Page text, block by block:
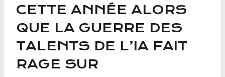
CETTE ANNÉE ALORS
QUE LA GUERRE DES
TALENTS DE L’IA FAIT
RAGE SUR